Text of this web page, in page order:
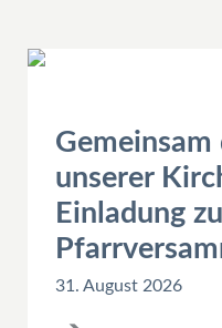
unserer
Einladung
31. August 2026